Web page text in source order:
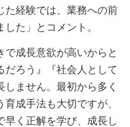
た経験では、業務への前
た」とコメント。
成長意欲が高いからと
だろう』『社会人として
ません。最初から多く
成手法も大切ですが、
早く正解を学び、成長し